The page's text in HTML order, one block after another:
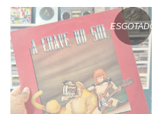
ESGOTADO